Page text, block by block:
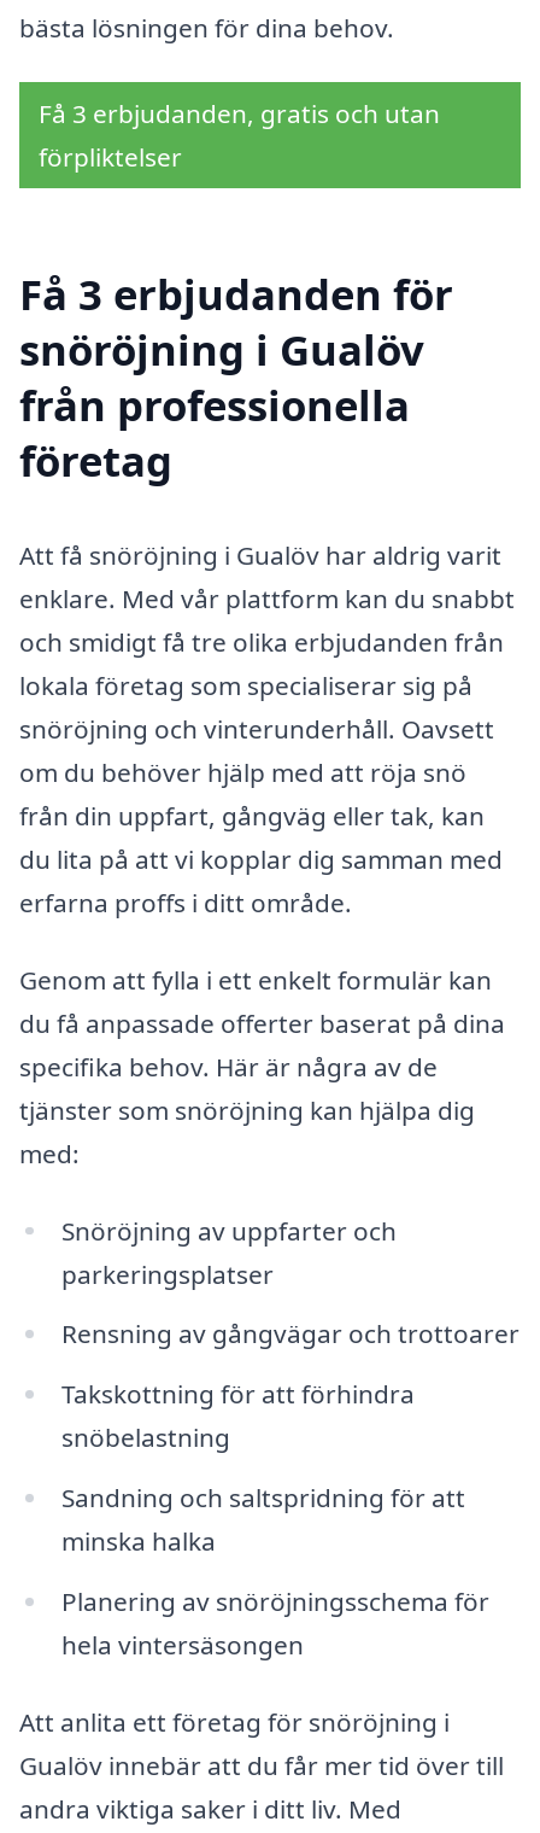
bästa lösningen för dina behov.
Få 3 erbjudanden, gratis och utan
förpliktelser
Få 3 erbjudanden för
snöröjning i Gualöv
från professionella
företag
Att få snöröjning i Gualöv har aldrig varit
enklare. Med vår plattform kan du snabbt
och smidigt få tre olika erbjudanden från
lokala företag som specialiserar sig på
snöröjning och vinterunderhåll. Oavsett
om du behöver hjälp med att röja snö
från din uppfart, gångväg eller tak, kan
du lita på att vi kopplar dig samman med
erfarna proffs i ditt område.
Genom att fylla i ett enkelt formulär kan
du få anpassade offerter baserat på dina
specifika behov. Här är några av de
tjänster som snöröjning kan hjälpa dig
med:
Snöröjning av uppfarter och
parkeringsplatser
Rensning av gångvägar och trottoarer
Takskottning för att förhindra
snöbelastning
Sandning och saltspridning för att
minska halka
Planering av snöröjningsschema för
hela vintersäsongen
Att anlita ett företag för snöröjning i
Gualöv innebär att du får mer tid över till
andra viktiga saker i ditt liv. Med